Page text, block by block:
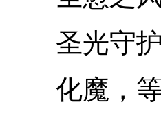
圣光守护
化魔，等